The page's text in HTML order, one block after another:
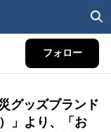
フォロー
グッズブランド
」より、「お